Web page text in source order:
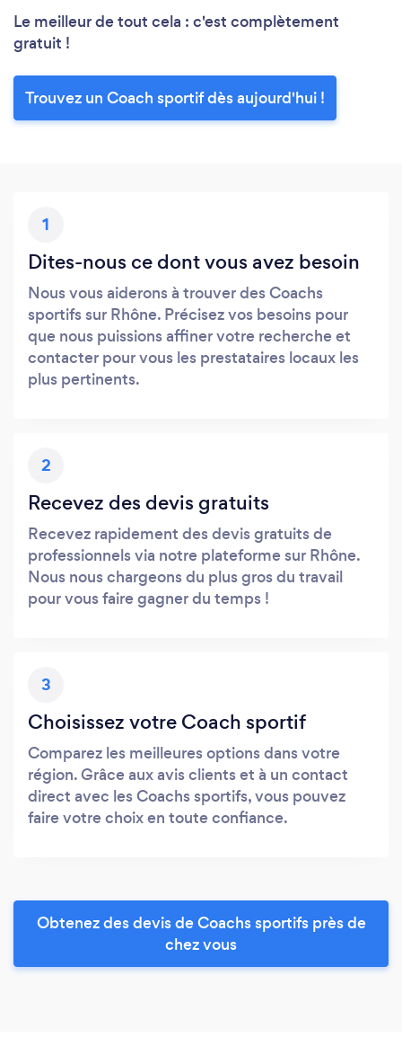
Le meilleur de tout cela : c'est complètement
gratuit !
Trouvez un Coach sportif dès aujourd'hui !
1
Dites-nous ce dont vous avez besoin
Nous vous aiderons à trouver des Coachs
sportifs sur Rhône. Précisez vos besoins pour
que nous puissions affiner votre recherche et
contacter pour vous les prestataires locaux les
plus pertinents.
2
Recevez des devis gratuits
Recevez rapidement des devis gratuits de
professionnels via notre plateforme sur Rhône.
Nous nous chargeons du plus gros du travail
pour vous faire gagner du temps !
3
Choisissez votre Coach sportif
Comparez les meilleures options dans votre
région. Grâce aux avis clients et à un contact
direct avec les Coachs sportifs, vous pouvez
faire votre choix en toute confiance.
Obtenez des devis de Coachs sportifs près de
chez vous